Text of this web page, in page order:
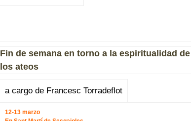
Fin de semana en torno a la espiritualidad de
los ateos
a cargo de Francesc Torradeflot
12-13 marzo